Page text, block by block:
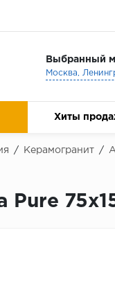
Выбранный
Хиты
/ Керамогранит /
Pure